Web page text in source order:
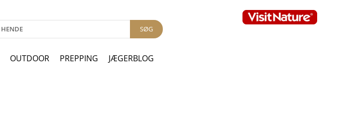
SØG
OUTDOOR PREPPING JÆGERBLOG